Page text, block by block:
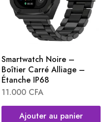
Smartwatch Noire –
Boîtier Carré Alliage –
Étanche IP68
11.000 CFA
Ajouter au panier